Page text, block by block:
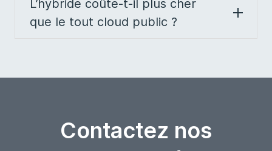
L’hybride coûte-t-il plus cher
que le tout cloud public ?
Contactez nos